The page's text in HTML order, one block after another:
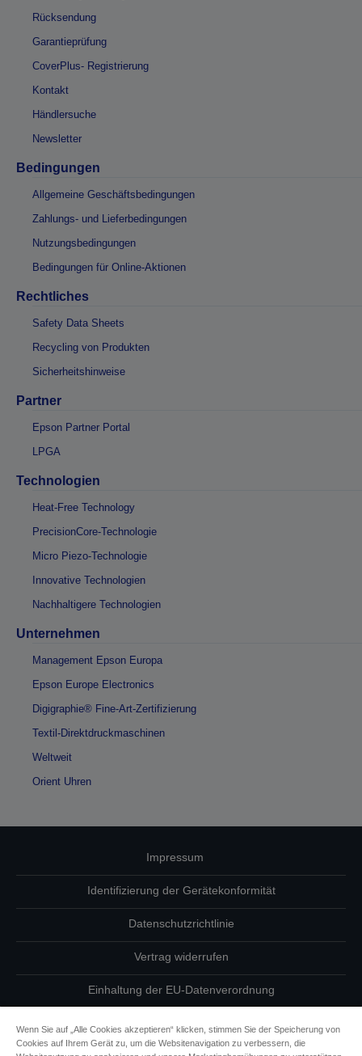
Rücksendung
Garantieprüfung
CoverPlus- Registrierung
Kontakt
Händlersuche
Newsletter
Bedingungen
Allgemeine Geschäftsbedingungen
Zahlungs- und Lieferbedingungen
Nutzungsbedingungen
Bedingungen für Online-Aktionen
Rechtliches
Safety Data Sheets
Recycling von Produkten
Sicherheitshinweise
Partner
Epson Partner Portal
LPGA
Technologien
Heat-Free Technology
PrecisionCore-Technologie
Micro Piezo-Technologie
Innovative Technologien
Nachhaltigere Technologien
Unternehmen
Management Epson Europa
Epson Europe Electronics
Digigraphie® Fine-Art-Zertifizierung
Textil-Direktdruckmaschinen
Weltweit
Orient Uhren
Impressum
Identifizierung der Gerätekonformität
Datenschutzrichtlinie
Vertrag widerrufen
Einhaltung der EU-Datenverordnung
Wenn Sie auf „Alle Cookies akzeptieren“ klicken, stimmen Sie der Speicherung von
Cookies auf Ihrem Gerät zu, um die Websitenavigation zu verbessern, die